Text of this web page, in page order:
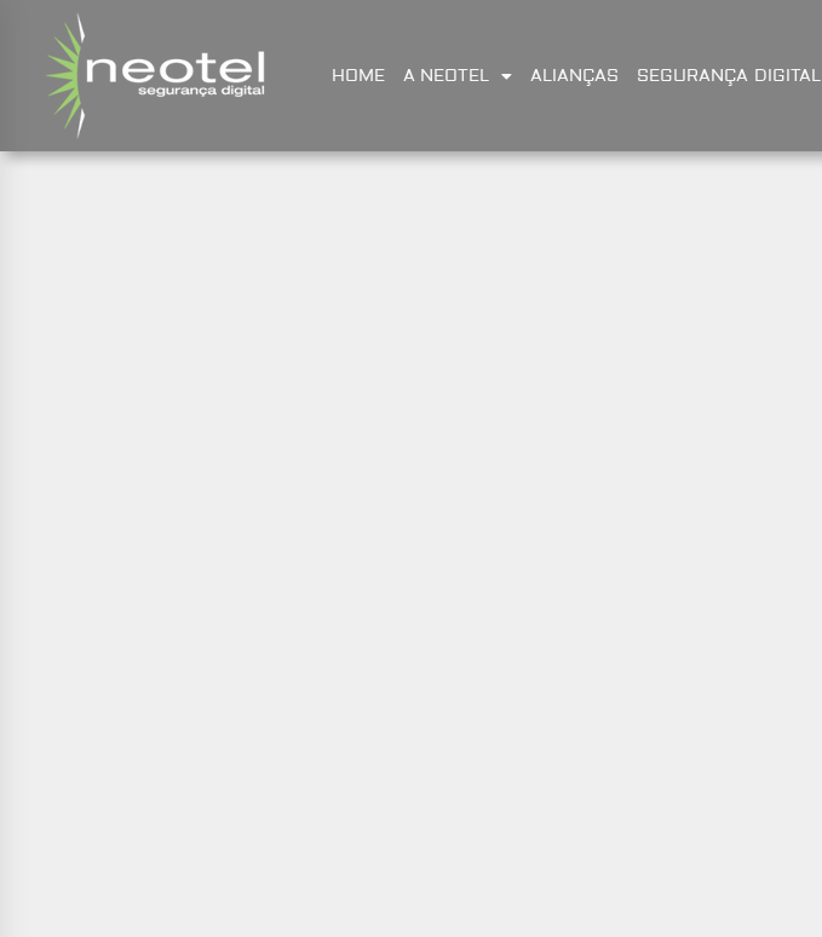
HOME A NEOTEL ALIANÇAS SEGURANÇA DIGITAL